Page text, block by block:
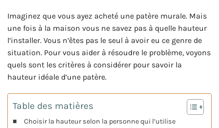
Imaginez que vous ayez acheté une patère murale. Mais
une fois à la maison vous ne savez pas à quelle hauteur
l’installer. Vous n’êtes pas le seul à avoir eu ce genre de
situation. Pour vous aider à résoudre le problème, voyons
quels sont les critères à considérer pour savoir la
hauteur idéale d’une patère.
Table des matières
Choisir la hauteur selon la personne qui l’utilise